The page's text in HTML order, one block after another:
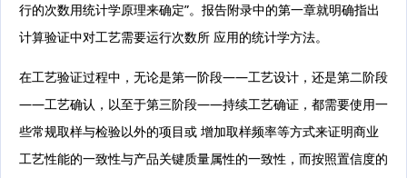
行的次数用统计学原理来确定”。报告附录中的第一章就明确指出
计算验证中对工艺需要运行次数所 应用的统计学方法。
在工艺验证过程中，无论是第一阶段——工艺设计，还是第二阶段
——工艺确认，以至于第三阶段——持续工艺确证，都需要使用一
些常规取样与检验以外的项目或 增加取样频率等方式来证明商业
工艺性能的一致性与产品关键质量属性的一致性，而按照置信度的